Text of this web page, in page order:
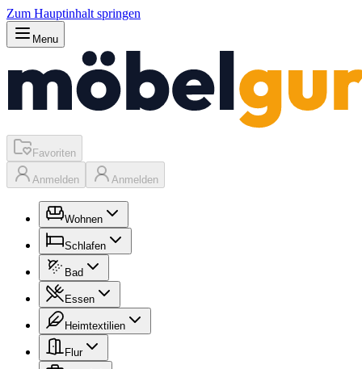
Zum Hauptinhalt springen
Menu
Favoriten
Anmelden Anmelden
Wohnen
Schlafen
Bad
Essen
Heimtextilien
Flur